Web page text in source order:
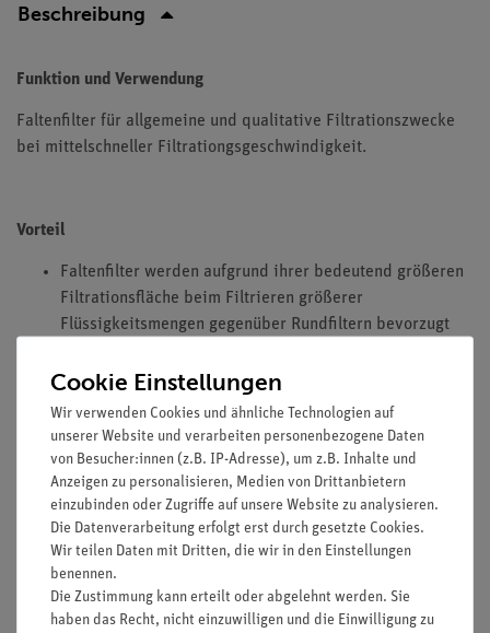
Beschreibung
Funktion und Verwendung
Faltenfilter für allgemeine und qualitative Filtrationszwecke
bei mittelschneller Filtrationgsgeschwindigkeit.
Vorteil
Faltenfilter werden aufgrund ihrer bedeutend größeren
Filtrationsfläche beim Filtrieren größerer
Flüssigkeitsmengen gegenüber Rundfiltern bevorzugt
Ausstattung und technische Daten
Unbehandeltes Filterpapier glatte Oberfläche
Durchmesser: 110 bis 240 mm
Cookie Einstellungen
Wir verwenden Cookies und ähnliche Technologien auf
unserer Website und verarbeiten personenbezogene Daten
von Besucher:innen (z.B. IP-Adresse), um z.B. Inhalte und
Anzeigen zu personalisieren, Medien von Drittanbietern
einzubinden oder Zugriffe auf unsere Website zu analysieren.
Die Datenverarbeitung erfolgt erst durch gesetzte Cookies.
Wir teilen Daten mit Dritten, die wir in den Einstellungen
benennen.
Die Zustimmung kann erteilt oder abgelehnt werden. Sie
haben das Recht, nicht einzuwilligen und die Einwilligung zu